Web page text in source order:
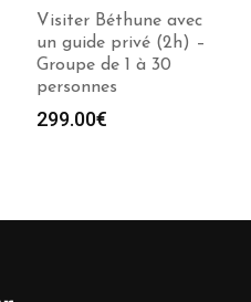
Visiter Lille avec un
guide privé (2h) –
Groupe de 1 à 30
personnes
299.00€